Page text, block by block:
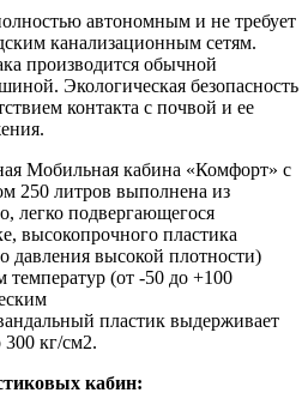
автономным и не требует
канализационным сетям.
производится обычной
Экологическая безопасность
контакта с почвой и ее
Мобильная кабина «Комфорт» с
250 литров выполнена из
легко подвергающегося
высокопрочного пластика
давления высокой плотности)
температур (от -50 до +100
пластик выдерживает
300 кг/см2.
кабин: